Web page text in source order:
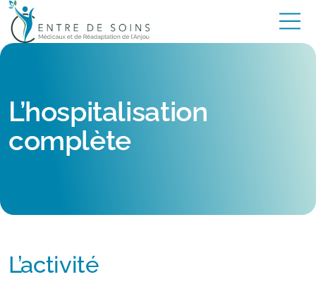
L’hospitalisation
complète
L’activité